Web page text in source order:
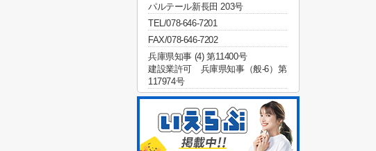
パルテール新長田 203号
TEL/078-646-7201
FAX/078-646-7202
兵庫県知事 (4) 第11400号
建設業許可 兵庫県知事（般-6）第
117974号